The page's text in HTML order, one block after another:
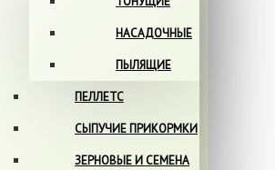
НАСАДОЧНЫЕ
ПЫЛЯЩИЕ
ПЕЛЛЕТС
СЫПУЧИЕ ПРИКОРМКИ
ЗЕРНОВЫЕ И СЕМЕНА